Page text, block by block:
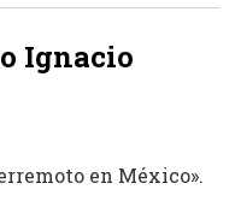
Ignacio
en México».